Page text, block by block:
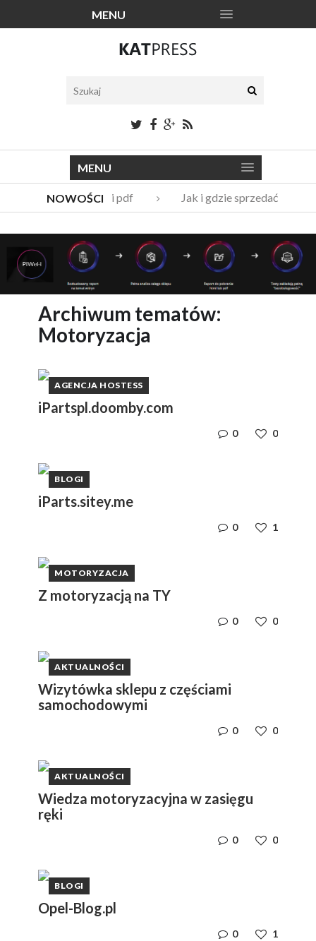
MENU
MENU
NOWOŚCI
Katalogi narzędzi pdf
Jak i gdzie sprzedać stare
Vito Bambino – kim jest nowy członek Męskie Granie
Archiwum tematów:
Motoryzacja
AGENCJA HOSTESS
iPartspl.doomby.com
0
0
BLOGI
iParts.sitey.me
1
0
MOTORYZACJA
Z motoryzacją na TY
0
0
AKTUALNOŚCI
Wizytówka sklepu z częściami
samochodowymi
0
0
AKTUALNOŚCI
Wiedza motoryzacyjna w zasięgu
ręki
0
0
BLOGI
Opel-Blog.pl
1
0